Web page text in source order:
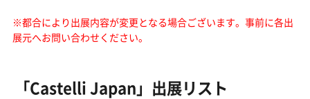
※都合により出展内容が変更となる場合ございます。 事前に各出
展元へお問い合わせください。
「Castelli Japan」出展リスト